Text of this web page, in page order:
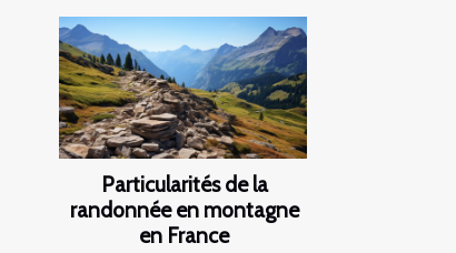
Particularités de la
randonnée en montagne
en France